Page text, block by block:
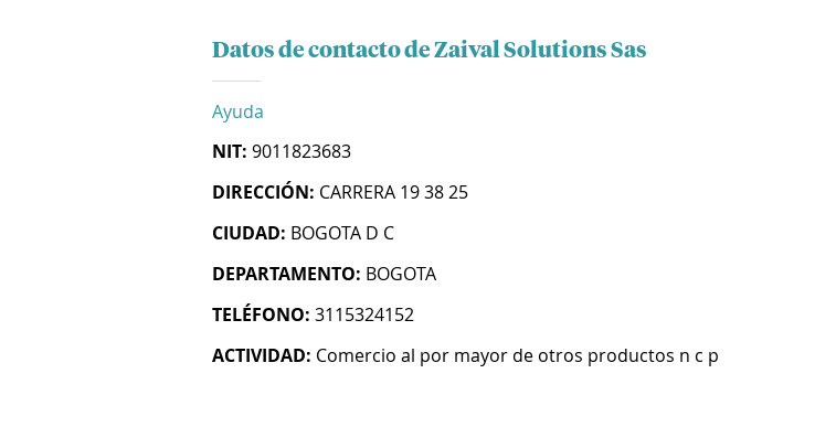
Datos de contacto de Zaival Solutions Sas
Ayuda
NIT: 9011823683
DIRECCIÓN: CARRERA 19 38 25
CIUDAD: BOGOTA D C
DEPARTAMENTO: BOGOTA
TELÉFONO: 3115324152
ACTIVIDAD: Comercio al por mayor de otros productos n c p